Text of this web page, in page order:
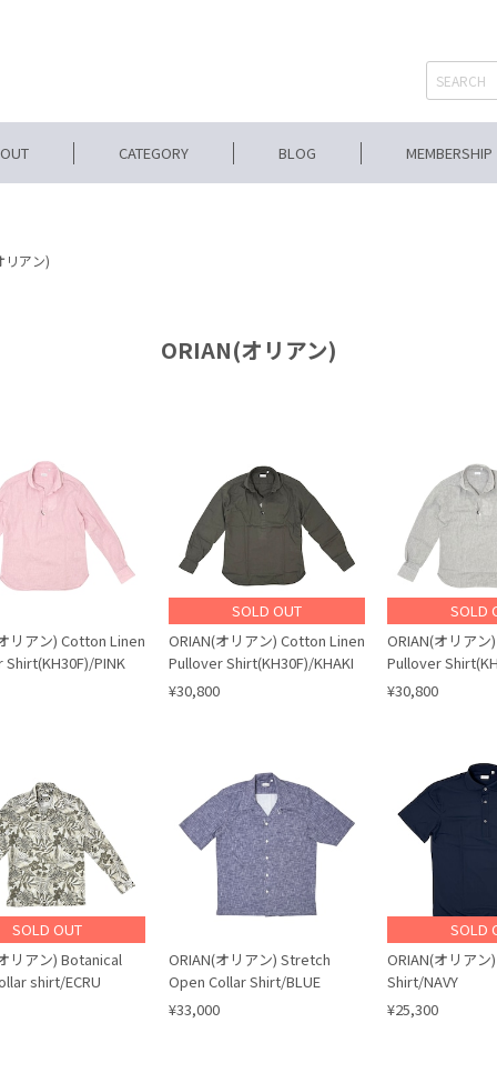
CATEGORY BLOG MEMBERSHIP
リアン)
ORIAN(オリアン)
リアン) Cotton Linen
Shirt(KH30F)/PINK
SOLD OUT
ORIAN(オリアン) Cotton Linen
Pullover Shirt(KH30F)/KHAKI
¥30,800
SOLD
ORIAN(オリア
Pullover
¥30,800
SOLD OUT
リアン) Botanical
shirt/ECRU
ORIAN(オリアン) Stretch
Open Collar Shirt/BLUE
¥33,000
SOLD
ORIAN(オリア
Shirt/NAVY
¥25,300